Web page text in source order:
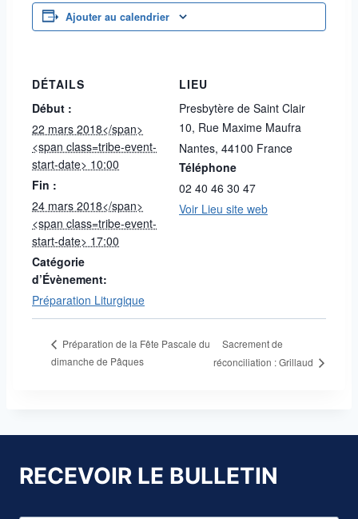
Ajouter au calendrier
DÉTAILS
Début :
22 mars 2018</span>
<span class=tribe-event-
start-date> 10:00
Fin :
24 mars 2018</span>
<span class=tribe-event-
start-date> 17:00
Catégorie
d’Évènement:
Préparation Liturgique
LIEU
Presbytère de Saint Clair
10, Rue Maxime Maufra
Nantes, 44100 France
Téléphone
02 40 46 30 47
Voir Lieu site web
Préparation de la Fête Pascale du
dimanche de Pâques
Sacrement de
réconciliation : Grillaud
RECEVOIR LE BULLETIN